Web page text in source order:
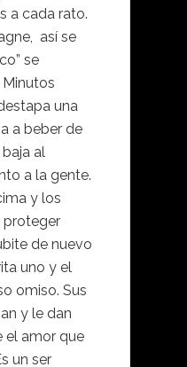
a cada rato.
así se
se
una
a beber de
baja al
a la gente.
y los
proteger
de nuevo
uno y el
omiso. Sus
y le dan
el amor que
un ser